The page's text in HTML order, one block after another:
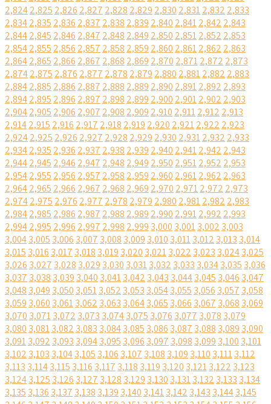
2,8242,825 2,826 2,827 2,828 2,829 2,830 2,8312,832 2,833
2,8342,835 2,836 2,837 2,838 2,839 2,840 2,8412,842 2,843
2,8442,845 2,846 2,847 2,848 2,849 2,850 2,8512,852 2,853
2,8542,855 2,856 2,857 2,858 2,859 2,860 2,8612,862 2,863
2,8642,865 2,866 2,867 2,868 2,869 2,870 2,8712,872 2,873
2,8742,875 2,876 2,877 2,878 2,879 2,880 2,8812,882 2,883
2,8842,885 2,886 2,887 2,888 2,889 2,890 2,8912,892 2,893
2,8942,895 2,896 2,897 2,898 2,899 2,900 2,9012,902 2,903
2,9042,905 2,906 2,907 2,908 2,909 2,910 2,9112,912 2,913
2,9142,915 2,916 2,917 2,918 2,919 2,920 2,9212,922 2,923
2,9242,925 2,926 2,927 2,928 2,929 2,930 2,9312,932 2,933
2,9342,935 2,936 2,937 2,938 2,939 2,940 2,9412,942 2,943
2,9442,945 2,946 2,947 2,948 2,949 2,950 2,9512,952 2,953
2,9542,955 2,956 2,957 2,958 2,959 2,960 2,9612,962 2,963
2,9642,965 2,966 2,967 2,968 2,969 2,970 2,9712,972 2,973
2,9742,975 2,976 2,977 2,978 2,979 2,980 2,9812,982 2,983
2,9842,985 2,986 2,987 2,988 2,989 2,990 2,9912,992 2,993
2,9942,995 2,996 2,997 2,998 2,999 3,000 3,0013,002 3,003
3,0043,005 3,006 3,007 3,008 3,009 3,010 3,0113,012 3,013 3,014
3,015 3,016 3,017 3,018 3,019 3,020 3,0213,022 3,023 3,0243,025
3,026 3,027 3,028 3,029 3,030 3,0313,032 3,033 3,0343,035 3,036
3,037 3,038 3,039 3,040 3,0413,042 3,043 3,0443,045 3,046 3,047
3,048 3,049 3,050 3,0513,052 3,053 3,0543,055 3,056 3,057 3,058
3,059 3,060 3,0613,062 3,063 3,0643,065 3,066 3,067 3,068 3,069
3,070 3,0713,072 3,073 3,0743,075 3,076 3,077 3,078 3,079
3,080 3,0813,082 3,083 3,0843,085 3,086 3,087 3,088 3,089 3,090
3,0913,092 3,093 3,0943,095 3,096 3,097 3,098 3,099 3,100 3,101
3,102 3,103 3,1043,105 3,106 3,107 3,108 3,109 3,110 3,1113,112
3,113 3,1143,115 3,116 3,117 3,118 3,119 3,120 3,1213,122 3,123
3,1243,125 3,126 3,127 3,128 3,129 3,130 3,1313,132 3,133 3,134
3,135 3,136 3,137 3,138 3,139 3,140 3,1413,142 3,143 3,1443,145